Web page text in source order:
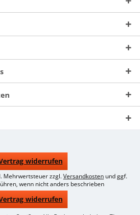
widerrufen
Mehrwertsteuer zzgl.Versandkosten und ggf.
wenn nicht anders beschrieben
widerrufen